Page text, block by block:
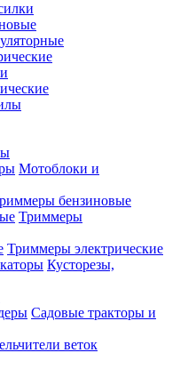
Мотоблоки и
бензиновые
Триммеры
Триммеры электрические
Кусторезы,
Садовые тракторы и
веток